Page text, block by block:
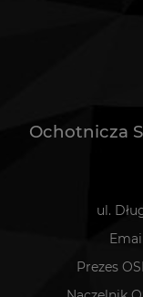
Ochotnicza
ul.
Prezes